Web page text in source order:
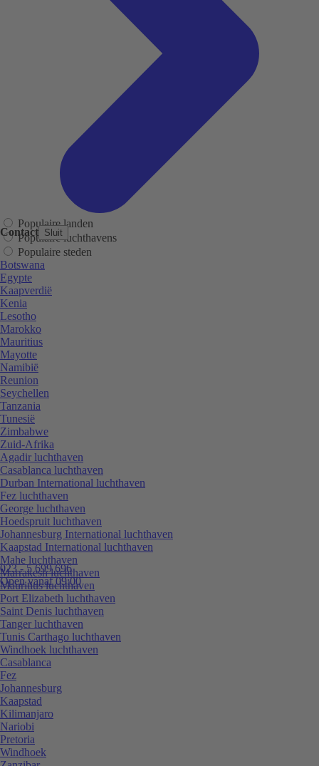
Contact Sluit
023 - 5 699 696
Open vanaf 09:00
Populaire landen
Populaire luchthavens
Populaire steden
Botswana
Egypte
Kaapverdië
Kenia
Lesotho
Marokko
Mauritius
Mayotte
Namibië
Reunion
Seychellen
Tanzania
Tunesië
Zimbabwe
Zuid-Afrika
Agadir luchthaven
Casablanca luchthaven
Durban International luchthaven
Fez luchthaven
George luchthaven
Hoedspruit luchthaven
Johannesburg International luchthaven
Kaapstad International luchthaven
Mahe luchthaven
Marrakesh luchthaven
Mauritius luchthaven
Port Elizabeth luchthaven
Saint Denis luchthaven
Tanger luchthaven
Tunis Carthago luchthaven
Windhoek luchthaven
Casablanca
Fez
Johannesburg
Kaapstad
Kilimanjaro
Nariobi
Pretoria
Windhoek